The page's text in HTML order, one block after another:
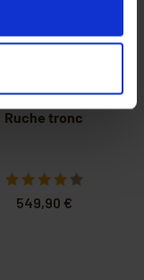
que ceux de
choisir les
Ruche tronc
549,90 €